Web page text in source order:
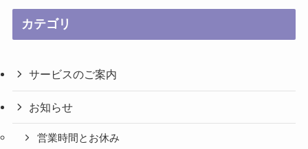
カテゴリ
サービスのご案内
お知らせ
営業時間とお休み